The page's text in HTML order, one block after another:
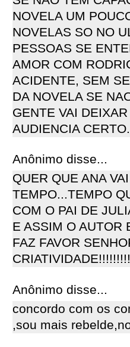
NOVELA UM
NOVELAS SO NO
PESSOAS SE
AMOR COM
ACIDENTE, SEM
DA NOVELA SE
GENTE VAI
AUDIENCIA
Anônimo disse...
QUER QUE ANA
TEMPO...TEMPO
COM O PAI DE
E ASSIM O AUTOR
FAZ FAVOR
Anônimo disse...
concordo com os
,sou mais